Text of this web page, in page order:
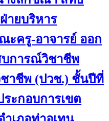
ายบริหาร
ะครู-อาจารย์ ออก
บการณ์วิชาชีพ
าชีพ (ปวช.) ชั้นปีที่
ะกอบการเขต